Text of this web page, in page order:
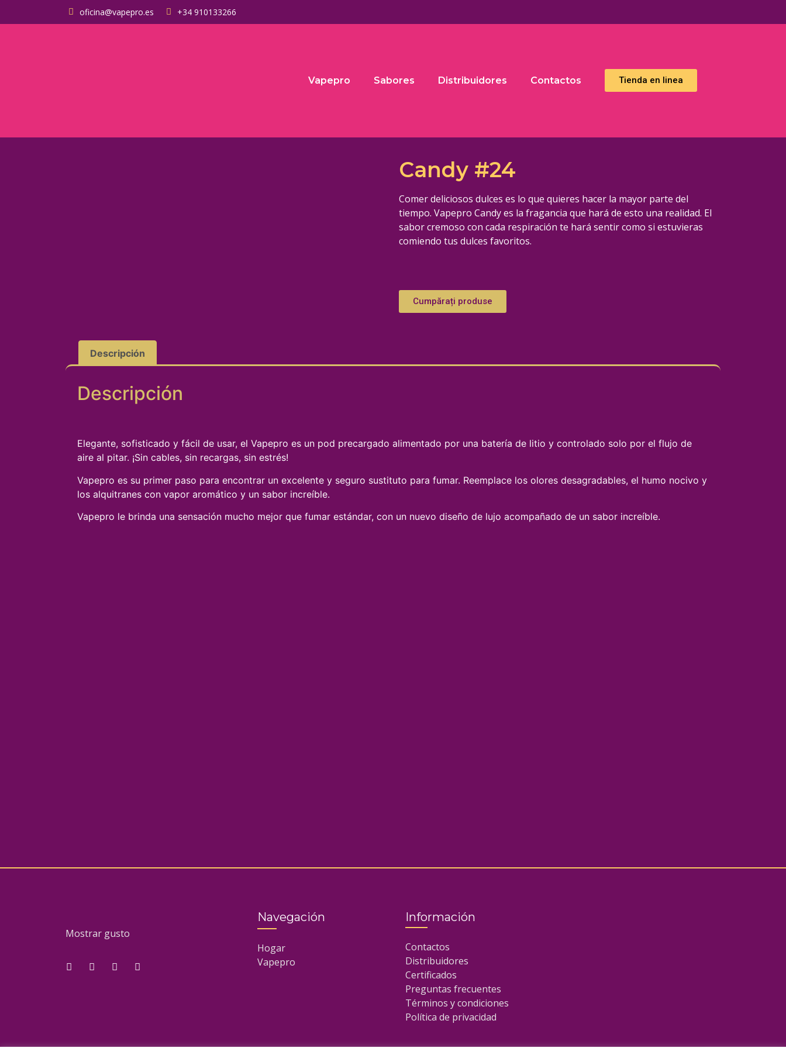
oficina@vapepro.es +34 910133266
Vapepro Sabores Distribuidores Contactos Тienda en linea
Candy #24
Comer deliciosos dulces es lo que quieres hacer la mayor parte del
tiempo. Vapepro Candy es la fragancia que hará de esto una realidad. El
sabor cremoso con cada respiración te hará sentir como si estuvieras
comiendo tus dulces favoritos.
Cumpărați produse
Descripción
Descripción
Elegante, sofisticado y fácil de usar, el Vapepro es un pod precargado alimentado por una batería de litio y controlado solo por el flujo de
aire al pitar. ¡Sin cables, sin recargas, sin estrés!
Vapepro es su primer paso para encontrar un excelente y seguro sustituto para fumar. Reemplace los olores desagradables, el humo nocivo y
los alquitranes con vapor aromático y un sabor increíble.
Vapepro le brinda una sensación mucho mejor que fumar estándar, con un nuevo diseño de lujo acompañado de un sabor increíble.
Mostrar gusto
Navegación
Hogar
Vapepro
Información
Contactos
Distribuidores
Certificados
Preguntas frecuentes
Términos y condiciones
Política de privacidad